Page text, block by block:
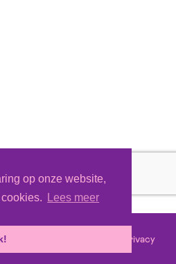
op onze website,
Lees meer
Privacy